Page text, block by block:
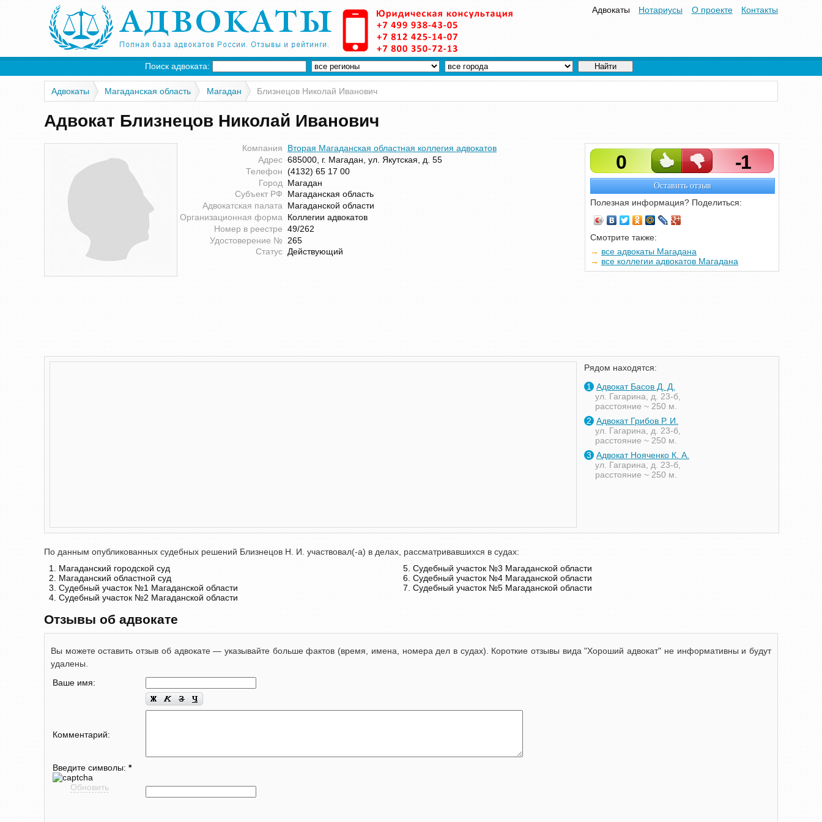
Адвокаты Нотариусы О проекте Контакты
Поиск адвоката:
Адвокаты Магаданская область Магадан Близнецов Николай Иванович
Адвокат Близнецов Николай Иванович
Компания
Вторая Магаданская областная коллегия адвокатов
Адрес 685000, г. Магадан, ул. Якутская, д. 55
Телефон (4132) 65 17 00
Город
Магадан
Субъект РФ
Магаданская область
Адвокатская палата
Магаданской области
Организационная форма
Коллегии адвокатов
Номер в реестре 49/262
Удостоверение № 265
Статус Действующий
0 -1
Оставить отзыв
Полезная информация? Поделиться:
Смотрите также:
все адвокаты Магадана
все коллегии адвокатов Магадана
Рядом находятся:
1
Адвокат Басов Д. Д.
ул. Гагарина, д. 23-б,
расстояние ~ 250 м.
2 Адвокат Грибов Р. И.
ул. Гагарина, д. 23-б,
расстояние ~ 250 м.
3 Адвокат Нояченко К. А.
ул. Гагарина, д. 23-б,
расстояние ~ 250 м.
По данным опубликованных судебных решений Близнецов Н. И. участвовал(-а) в делах, рассматривавшихся в судах:
Магаданский городской суд
Магаданский областной суд
Судебный участок №1 Магаданской области
Судебный участок №2 Магаданской области
Судебный участок №3 Магаданской области
Судебный участок №4 Магаданской области
Судебный участок №5 Магаданской области
Отзывы об адвокате
Вы можете оставить отзыв об адвокате — указывайте больше фактов (время, имена, номера дел в судах). Короткие отзывы вида "Хороший адвокат" не информативны и будут
удалены.
Ваше имя:
Комментарий:
Введите символы: *
Обновить